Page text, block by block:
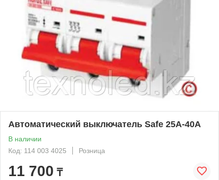
Автоматический выключатель Safe 25А-40А
В наличии
Код: 114 003 4025
Розница
11 700 ₸